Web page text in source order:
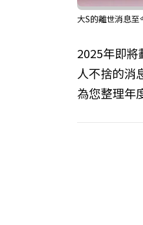
大S的離世消息至
2025年即
人不捨的消
為您整理年